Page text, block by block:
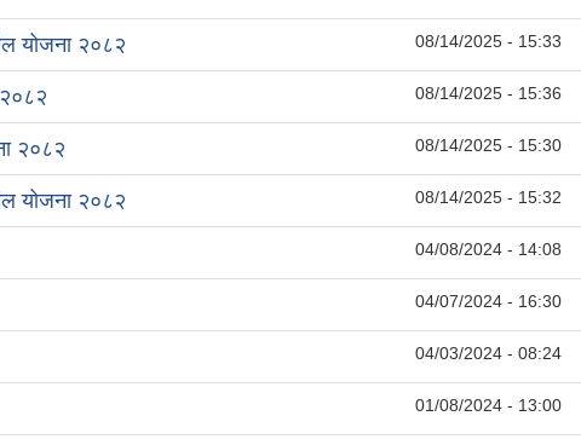
योजना २०८२ 08/14/2025 - 15:33
08/14/2025 - 15:36
२०८२ 08/14/2025 - 15:30
योजना २०८२ 08/14/2025 - 15:32
04/08/2024 - 14:08
04/07/2024 - 16:30
04/03/2024 - 08:24
01/08/2024 - 13:00